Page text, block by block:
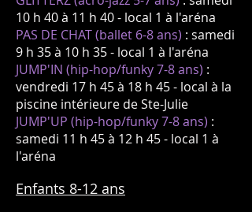
10 h 40à 11 h 40- local 1 à l'aréna
PAS DE CHAT (ballet 6-8 ans) : samedi
9 h 35 à 10 h 35 - local 1 à l'aréna
JUMP'IN (hip-hop/funky 7-8 ans) :
vendredi 17 h 45 à 18 h 45 - local à la
piscine intérieure de Ste-Julie
JUMP'UP (hip-hop/funky 7-8ans) :
samedi 11 h 45 à 12 h 45- local 1 à
l'aréna
Enfants 8-12 ans